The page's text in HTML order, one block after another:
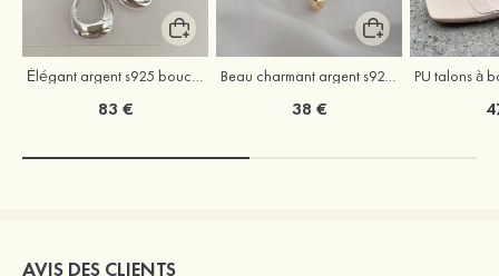
83 € 38 €
AVIS DES CLIENTS